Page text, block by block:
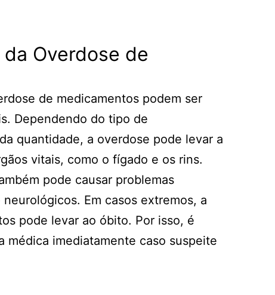
Overdose de
de medicamentos podem ser
Dependendo do tipo de
quantidade, a overdose pode levar a
vitais, como o fígado e os rins.
pode causar problemas
Em casos extremos, a
pode levar ao óbito. Por isso, é
médica imediatamente caso suspeite